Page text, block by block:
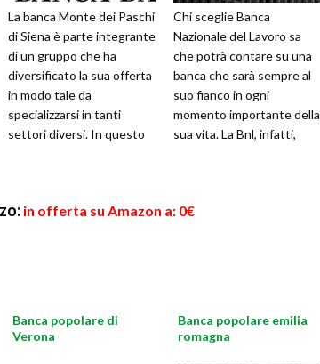
La banca Monte dei Paschi
di Siena è parte integrante
di un gruppo che ha
diversificato la sua offerta
in modo tale da
specializzarsi in tanti
settori diversi. In questo
Chi sceglie Banca
Nazionale del Lavoro sa
che potrà contare su una
banca che sarà sempre al
suo fianco in ogni
momento importante della
sua vita. La Bnl, infatti,
in offerta su Amazon a: 0€
Banca popolare di
Verona
Banca popolare emilia
romagna